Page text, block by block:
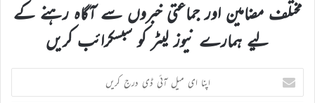
مختلف مضامین اور جماعتی خبروں سے آگاہ رہنے کے
لیے ہمارے نیوز لیٹر کو سبسکرائب کریں
اپنا
ای